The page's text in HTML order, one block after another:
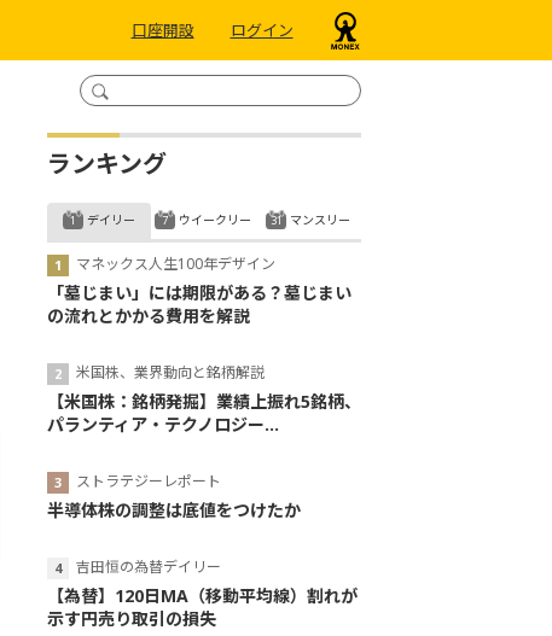
口座開設 ログイン
ランキング
デイリー
マネックス人生100年デザイン
「墓じまい」には期限がある？墓じまい
の流れとかかる費用を解説
米国株、業界動向と銘柄解説
【米国株：銘柄発掘】業績上振れ5銘柄、
パランティア・テクノロジー...
ストラテジーレポート
半導体株の調整は底値をつけたか
吉田恒の為替デイリー
【為替】120日MA（移動平均線）割れが
示す円売り取引の損失
ウイークリー マンスリー